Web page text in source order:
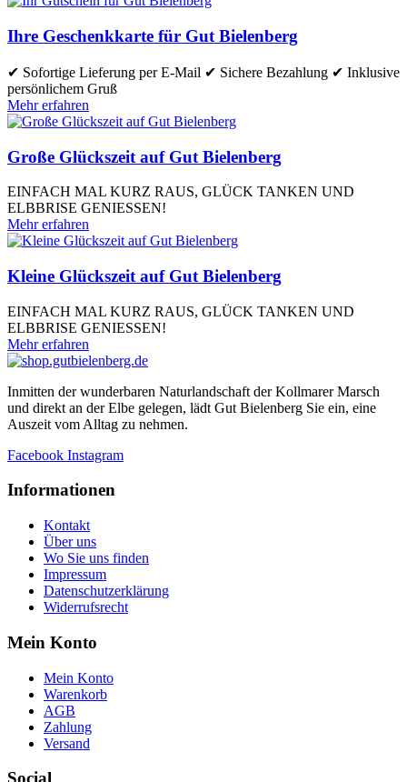
Ihre Geschenkkarte für Gut Bielenberg
✔ Sofortige Lieferung per E-Mail ✔ Sichere Bezahlung ✔ Inklusive
persönlichem Gruß
Mehr erfahren
Große Glückszeit auf Gut Bielenberg
EINFACH MAL KURZ RAUS, GLÜCK TANKEN UND
ELBBRISE GENIESSEN!
Mehr erfahren
Kleine Glückszeit auf Gut Bielenberg
EINFACH MAL KURZ RAUS, GLÜCK TANKEN UND
ELBBRISE GENIESSEN!
Mehr erfahren
Inmitten der wunderbaren Naturlandschaft der Kollmarer Marsch
und direkt an der Elbe gelegen, lädt Gut Bielenberg Sie ein, eine
Auszeit vom Alltag zu nehmen.
Facebook Instagram
Informationen
Kontakt
Über uns
Wo Sie uns finden
Impressum
Datenschutzerklärung
Widerrufsrecht
Mein Konto
Mein Konto
Warenkorb
AGB
Zahlung
Versand